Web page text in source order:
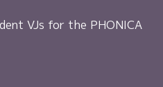
VJs for the PHONICA